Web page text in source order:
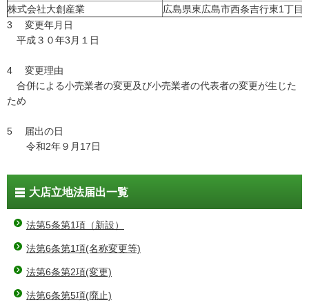
株式会社大創産業
広島県東広島市西条吉行東1丁目
3 変更年月日
平成３０年3月１日
4 変更理由
合併による小売業者の変更及び小売業者の代表者の変更が生じた
ため
5 届出の日
令和2年９月17日
大店立地法届出一覧
法第5条第1項（新設）
法第6条第1項(名称変更等)
法第6条第2項(変更)
法第6条第5項(廃止)